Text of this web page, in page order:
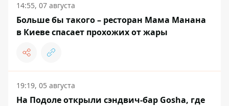
14:55, 07 августа
Больше бы такого – ресторан Мама Манана
в Киеве спасает прохожих от жары
19:19, 05 августа
На Подоле открыли сэндвич-бар Gosha, где